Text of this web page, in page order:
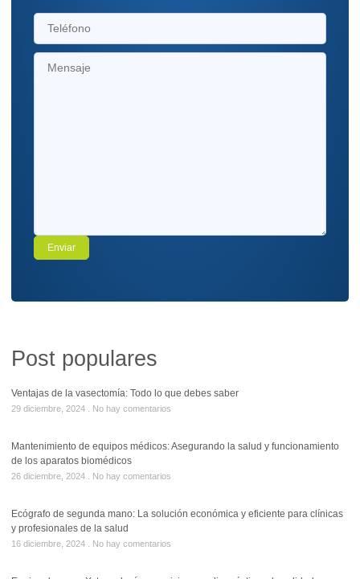
Post populares
Ventajas de la vasectomía: Todo lo que debes saber
29 diciembre, 2024 No hay comentarios
Mantenimiento de equipos médicos: Asegurando la salud y funcionamiento
de los aparatos biomédicos
26 diciembre, 2024 No hay comentarios
Ecógrafo de segunda mano: La solución económica y eficiente para clínicas
y profesionales de la salud
16 diciembre, 2024 No hay comentarios